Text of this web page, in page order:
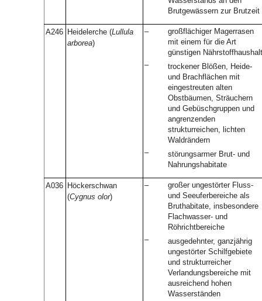
Brutgewässern zur Brutzeit
A246 Heidelerche (Lullula
arborea)
–
großflächiger Magerrasen
mit einem für die Art
günstigen Nährstoffhaushalt
–
trockener Blößen, Heide-
und Brachflächen mit
eingestreuten alten
Obstbäumen, Sträuchern
und Gebüschgruppen und
angrenzenden
strukturreichen, lichten
Waldrändern
–
störungsarmer Brut- und
Nahrungshabitate
A036 Höckerschwan
(Cygnus olor)
–
großer ungestörter Fluss-
und Seeuferbereiche als
Bruthabitate, insbesondere
Flachwasser- und
Röhrichtbereiche
–
ausgedehnter, ganzjährig
ungestörter Schilfgebiete
und strukturreicher
Verlandungsbereiche mit
ausreichend hohen
Wasserständen